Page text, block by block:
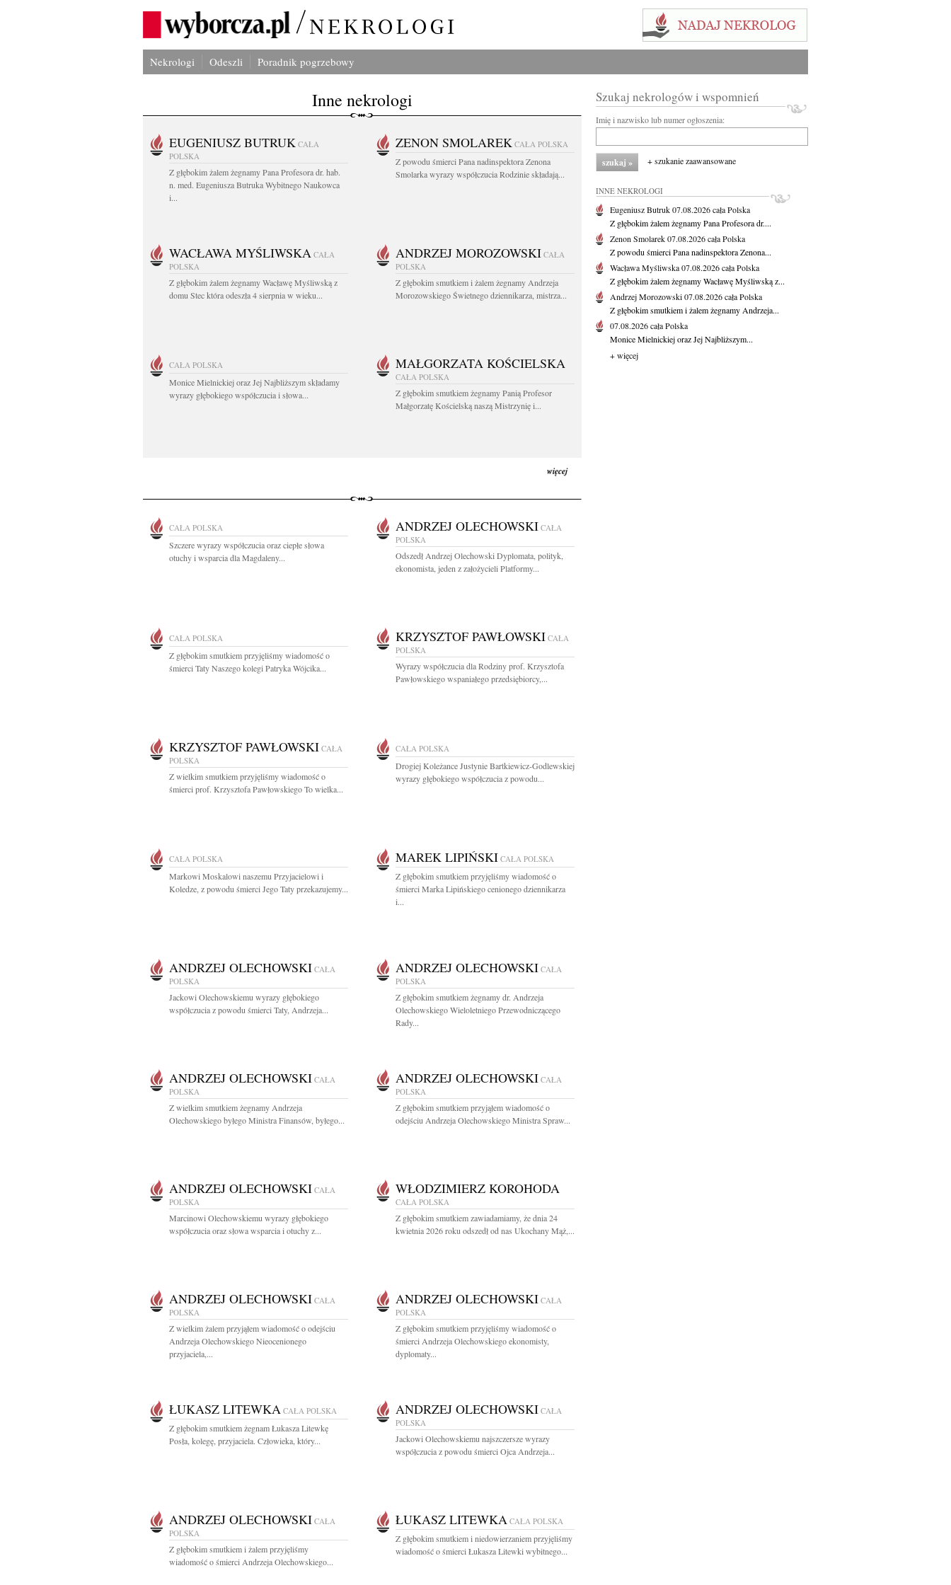
Nekrologi Odeszli Poradnik pogrzebowy
Inne nekrologi
EUGENIUSZ BUTRUK CAŁA
POLSKA
Z głębokim żalem żegnamy Pana Profesora dr. hab.
n. med. Eugeniusza Butruka Wybitnego Naukowca
i...
ZENON SMOLAREK CAŁA POLSKA
Z powodu śmierci Pana nadinspektora Zenona
Smolarka wyrazy współczucia Rodzinie składają...
WACŁAWA MYŚLIWSKA CAŁA
POLSKA
Z głębokim żalem żegnamy Wacławę Myśliwską z
domu Stec która odeszła 4 sierpnia w wieku...
ANDRZEJ MOROZOWSKI CAŁA
POLSKA
Z głębokim smutkiem i żalem żegnamy Andrzeja
Morozowskiego Świetnego dziennikarza, mistrza...
CAŁA POLSKA
Monice Mielnickiej oraz Jej Najbliższym składamy
wyrazy głębokiego współczucia i słowa...
MAŁGORZATA KOŚCIELSKA
CAŁA POLSKA
Z głębokim smutkiem żegnamy Panią Profesor
Małgorzatę Kościelską naszą Mistrzynię i...
więcej
CAŁA POLSKA
Szczere wyrazy współczucia oraz ciepłe słowa
otuchy i wsparcia dla Magdaleny...
ANDRZEJ OLECHOWSKI CAŁA
POLSKA
Odszedł Andrzej Olechowski Dyplomata, polityk,
ekonomista, jeden z założycieli Platformy...
CAŁA POLSKA
Z głębokim smutkiem przyjęliśmy wiadomość o
śmierci Taty Naszego kolegi Patryka Wójcika...
KRZYSZTOF PAWŁOWSKI CAŁA
POLSKA
Wyrazy współczucia dla Rodziny prof. Krzysztofa
Pawłowskiego wspaniałego przedsiębiorcy,...
KRZYSZTOF PAWŁOWSKI CAŁA
POLSKA
Z wielkim smutkiem przyjęliśmy wiadomość o
śmierci prof. Krzysztofa Pawłowskiego To wielka...
CAŁA POLSKA
Drogiej Koleżance Justynie Bartkiewicz-Godlewskiej
wyrazy głębokiego współczucia z powodu...
CAŁA POLSKA
Markowi Moskalowi naszemu Przyjacielowi i
Koledze, z powodu śmierci Jego Taty przekazujemy...
MAREK LIPIŃSKI CAŁA POLSKA
Z głębokim smutkiem przyjęliśmy wiadomość o
śmierci Marka Lipińskiego cenionego dziennikarza
i...
ANDRZEJ OLECHOWSKI CAŁA
POLSKA
Jackowi Olechowskiemu wyrazy głębokiego
współczucia z powodu śmierci Taty, Andrzeja...
ANDRZEJ OLECHOWSKI CAŁA
POLSKA
Z głębokim smutkiem żegnamy dr. Andrzeja
Olechowskiego Wieloletniego Przewodniczącego
Rady...
ANDRZEJ OLECHOWSKI CAŁA
POLSKA
Z wielkim smutkiem żegnamy Andrzeja
Olechowskiego byłego Ministra Finansów, byłego...
ANDRZEJ OLECHOWSKI CAŁA
POLSKA
Z głębokim smutkiem przyjąłem wiadomość o
odejściu Andrzeja Olechowskiego Ministra Spraw...
ANDRZEJ OLECHOWSKI CAŁA
POLSKA
Marcinowi Olechowskiemu wyrazy głębokiego
współczucia oraz słowa wsparcia i otuchy z...
WŁODZIMIERZ KOROHODA
CAŁA POLSKA
Z głębokim smutkiem zawiadamiamy, że dnia 24
kwietnia 2026 roku odszedł od nas Ukochany Mąż,...
ANDRZEJ OLECHOWSKI CAŁA
POLSKA
Z wielkim żalem przyjąłem wiadomość o odejściu
Andrzeja Olechowskiego Nieocenionego
przyjaciela,...
ANDRZEJ OLECHOWSKI CAŁA
POLSKA
Z głębokim smutkiem przyjęliśmy wiadomość o
śmierci Andrzeja Olechowskiego ekonomisty,
dyplomaty...
ŁUKASZ LITEWKA CAŁA POLSKA
Z głębokim smutkiem żegnam Łukasza Litewkę
Posła, kolegę, przyjaciela. Człowieka, który...
ANDRZEJ OLECHOWSKI CAŁA
POLSKA
Jackowi Olechowskiemu najszczersze wyrazy
współczucia z powodu śmierci Ojca Andrzeja...
ANDRZEJ OLECHOWSKI CAŁA
POLSKA
Z głębokim smutkiem i żalem przyjęliśmy
wiadomość o śmierci Andrzeja Olechowskiego...
ŁUKASZ LITEWKA CAŁA POLSKA
Z głębokim smutkiem i niedowierzaniem przyjęliśmy
wiadomość o śmierci Łukasza Litewki wybitnego...
Szukaj nekrologów i wspomnień
Imię i nazwisko lub numer ogłoszenia:
+ szukanie zaawansowane
INNE NEKROLOGI
Eugeniusz Butruk07.08.2026cała Polska
Z głębokim żalem żegnamy Pana Profesora dr....
Zenon Smolarek07.08.2026cała Polska
Z powodu śmierci Pana nadinspektora Zenona...
Wacława Myśliwska07.08.2026cała Polska
Z głębokim żalem żegnamy Wacławę Myśliwską z...
Andrzej Morozowski07.08.2026cała Polska
Z głębokim smutkiem i żalem żegnamy Andrzeja...
07.08.2026cała Polska
Monice Mielnickiej oraz Jej Najbliższym...
+ więcej